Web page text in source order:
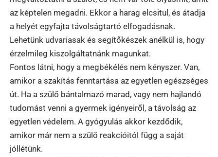
az képtelen megadni. Ekkor a harag elcsitul, és átadja
a helyét egyfajta távolságtartó elfogadásnak.
Lehetünk udvariasak és segítőkészek anélkül is, hogy
érzelmileg kiszolgáltatnánk magunkat.
Fontos látni, hogy a megbékélés nem kényszer. Van,
amikor a szakítás fenntartása az egyetlen egészséges
út. Ha a szülő bántalmazó marad, vagy nem hajlandó
tudomást venni a gyermek igényeiről, a távolság az
egyetlen védelem. A gyógyulás akkor kezdődik,
amikor már nem a szülő reakcióitól függ a saját
jóllétünk.